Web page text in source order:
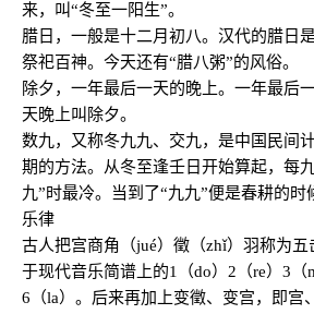
来，叫“冬至一阳生”。
腊日，一般是十二月初八。汉代的腊日
祭祀百神。今天还有“腊八粥”的风俗。
除夕，一年最后一天的晚上。一年最后
天晚上叫除夕。
数九，又称冬九九、交九，是中国民间
期的方法。从冬至逢壬日开始算起，每
九”时最冷。当到了“九九”便是春耕的时
乐律
古人把宫商角（jué）徵（zhǐ）羽称为五
于现代音乐简谱上的1（do）2（re）3（
6（la）。后来再加上变徵、 变宫，即宫